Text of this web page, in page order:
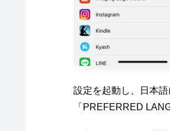
設定を起動し、日本
「PREFERRED